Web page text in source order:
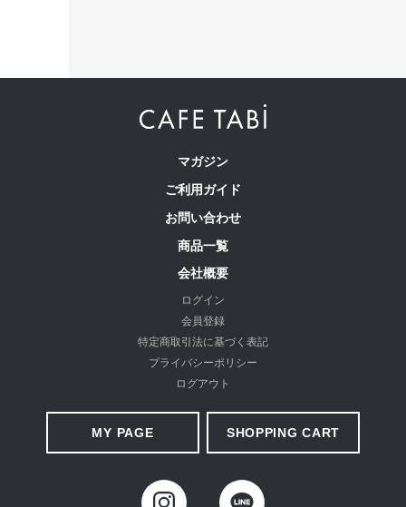
お届けしたいのは、人の手から生まれる本物の良さと安心
感。 ベーシックなデザインだからこそ「はきやすい」「長
く使える」という基本を忠実に守り、独自デザインのパンツ
を作り続けてきました。
ストレッチパンツへのこだわり
マガジン
ご利用ガイド
お問い合わせ
商品一覧
会社概要
ログイン
会員登録
特定商取引法に基づく表記
プライバシーポリシー
ログアウト
MY PAGE SHOPPING CART